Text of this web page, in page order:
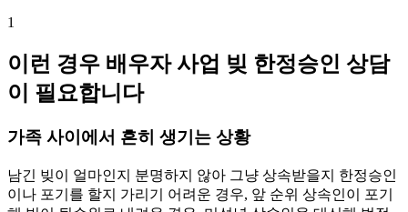
1
이런 경우 배우자 사업 빚 한정승인 상담
이 필요합니다
가족 사이에서 흔히 생기는 상황
남긴 빚이 얼마인지 분명하지 않아 그냥 상속받을지 한정승인
이나 포기를 할지 가리기 어려운 경우, 앞 순위 상속인이 포기